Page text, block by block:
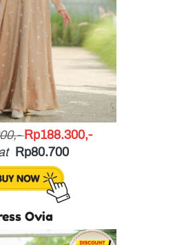
Rp188.300,-
Rp80.700
Ovia